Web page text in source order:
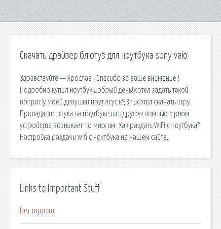
Скачать драйвер блютуз для ноутбука sony vaio
Здравствуйте — Ярослав ! Спасибо за ваше внимание !
Подробно купил ноутбук Добрый день!хотел задать такой
вопрос!у моей девушки ноут асус к53т ,хотел скачать игру.
Пропадание звука на ноутбуке или другом компьютерном
устройстве возникает по многим. Как раздать WiFi с ноутбука?
Настройка раздачи wifi с ноутбука на нашем сайте.
Links to Important Stuff
Нет торрент